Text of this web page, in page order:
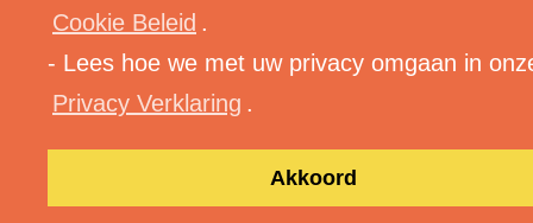
Cookie Beleid .
- Lees hoe we met uw privacy omgaan in
Privacy Verklaring .
Akkoord